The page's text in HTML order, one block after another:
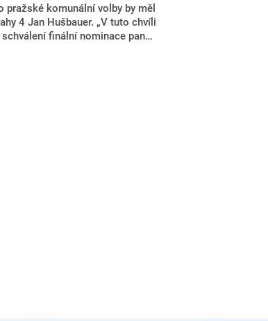
pražské komunální volby by měl
4 Jan Hušbauer. „V tuto chvíli
finální nominace pana
hnutí ANO,“ uvedl pro
pražského ANO Martin
se spekulovalo jako o